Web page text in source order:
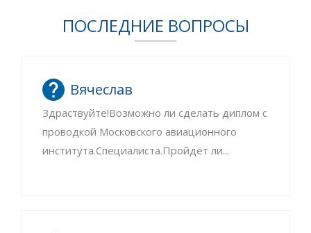
ПОСЛЕДНИЕ ВОПРОСЫ
Вячеслав
Здраствуйте!Возможно ли сделать диплом с
проводкой Московского авиационного
института.Специалиста.Пройдёт ли...